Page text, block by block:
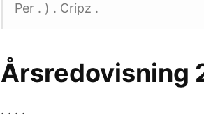
Per . ) . Cripz .
Årsredovisning
. . . .